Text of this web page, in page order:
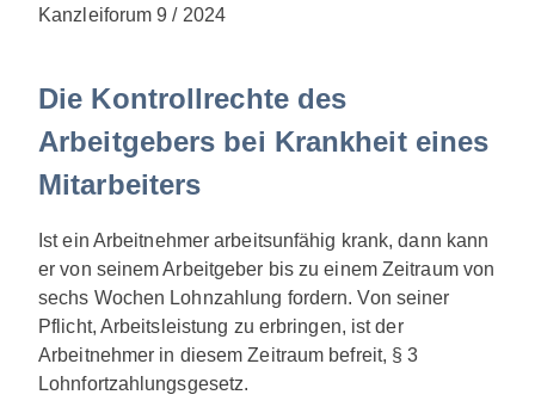
Kanzleiforum 9 / 2024
Die Kontrollrechte des
Arbeitgebers bei Krankheit eines
Mitarbeiters
Ist ein Arbeitnehmer arbeitsunfähig krank, dann kann
er von seinem Arbeitgeber bis zu einem Zeitraum von
sechs Wochen Lohnzahlung fordern. Von seiner
Pflicht, Arbeitsleistung zu erbringen, ist der
Arbeitnehmer in diesem Zeitraum befreit, § 3
Lohnfortzahlungsgesetz.